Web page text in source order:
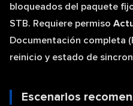
bloqueados del paquete
STB. Requiere permiso
Documentación completa
reinicio y estado de
Escenarios